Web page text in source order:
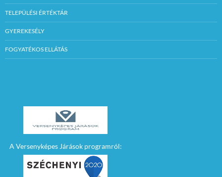
TELEPÜLÉSI ÉRTÉKTÁR
GYEREKESÉLY
FOGYATÉKOS ELLÁTÁS
A Versenyképes Járások programról: